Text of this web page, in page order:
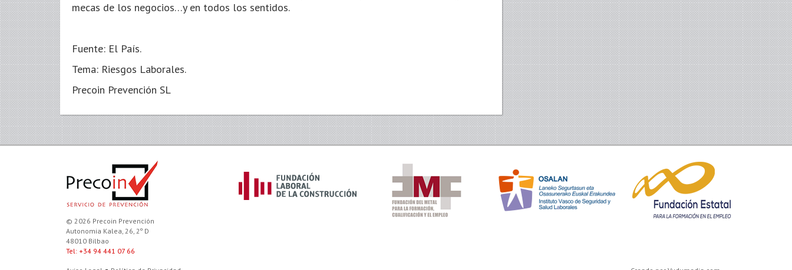
mecas de los negocios…y en todos los sentidos.
Fuente: El País.
Tema: Riesgos Laborales.
Precoin Prevención SL
© 2026 Precoin Prevención
Autonomia Kalea, 26, 2º D
48010 Bilbao
Tel: +34 94 441 07 66